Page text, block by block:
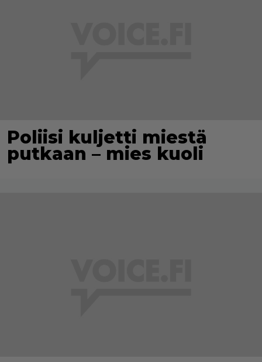
Poliisi kuljetti miestä
putkaan – mies kuoli